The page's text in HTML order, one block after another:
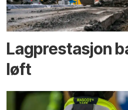
Lagprestasjon
løft